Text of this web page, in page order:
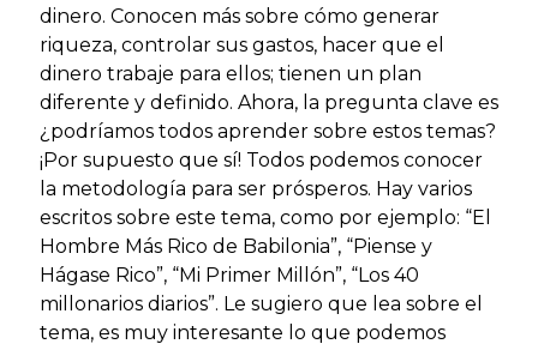
dinero. Conocen más sobre cómo generar
riqueza, controlar sus gastos, hacer que el
dinero trabaje para ellos; tienen un plan
diferente y definido. Ahora, la pregunta clave es
¿podríamos todos aprender sobre estos temas?
¡Por supuesto que sí! Todos podemos conocer
la metodología para ser prósperos. Hay varios
escritos sobre este tema, como por ejemplo: “El
Hombre Más Rico de Babilonia”, “Piense y
Hágase Rico”, “Mi Primer Millón”, “Los 40
millonarios diarios”. Le sugiero que lea sobre el
tema, es muy interesante lo que podemos